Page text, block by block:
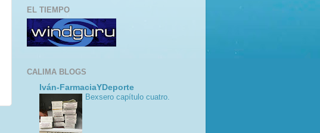
EL TIEMPO
CALIMA BLOGS
Iván-FarmaciaYDeporte
Bexsero capítulo cuatro.